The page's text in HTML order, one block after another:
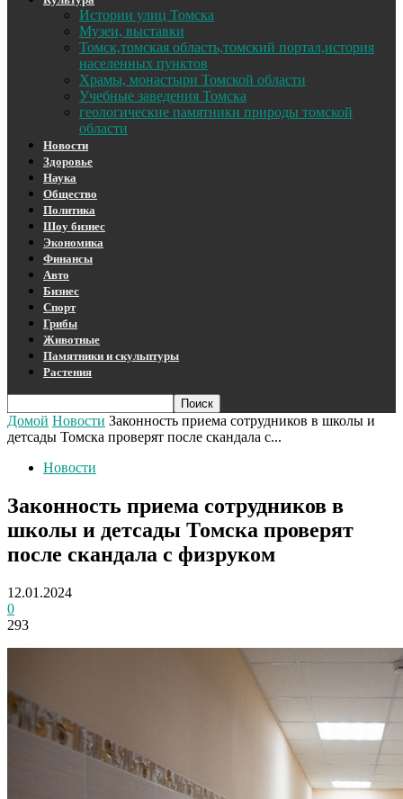
Истории улиц Томска
Музеи, выставки
Томск,томская область,томский портал,история
населенных пунктов
Храмы, монастыри Томской области
Учебные заведения Томска
геологические памятники природы томской
области
Новости
Здоровье
Наука
Общество
Политика
Шоу бизнес
Экономика
Финансы
Авто
Бизнес
Спорт
Грибы
Животные
Памятники и скульптуры
Растения
Домой Новости Законность приема сотрудников в школы и
детсады Томска проверят после скандала с...
Новости
Законность приема сотрудников в
школы и детсады Томска проверят
после скандала с физруком
12.01.2024
0
293